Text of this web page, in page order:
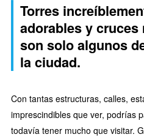
Torres
adorables y
son solo algunos
la ciudad.
Con tantas estructuras, calles,
imprescindibles que ver, podrías
todavía tener mucho que visitar.